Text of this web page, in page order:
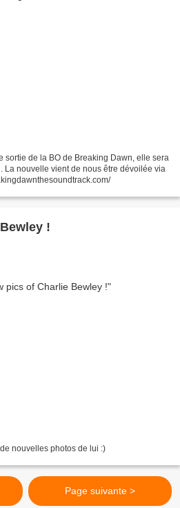
sortie de la BO de Breaking Dawn, elle sera
La nouvelle vient de nous être dévoilée via
!
nouvelles photos de lui :)
Page suivante >